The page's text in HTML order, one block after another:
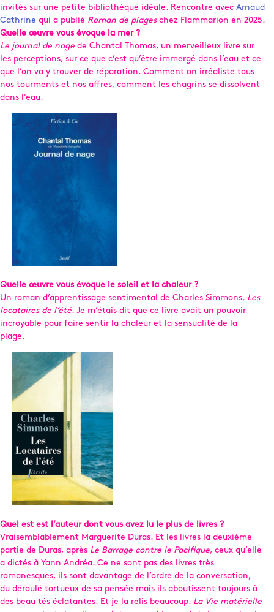
invités sur une petite bibliothèque idéale. Rencontre avec Arnaud
Cathrine qui a publié Roman de plages chez Flammarion en 2025.
Quelle œuvre vous évoque la mer ?
Le journal de nage de Chantal Thomas, un merveilleux livre sur
les perceptions, sur ce que c’est qu’être immergé dans l’eau et ce
que l’on va y trouver de réparation. Comment on irréaliste tous
nos tourments et nos affres, comment les chagrins se dissolvent
dans l’eau.
Quelle œuvre vous évoque le soleil et la chaleur ?
Un roman d’apprentissage sentimental de Charles Simmons, Les
locataires de l’été. Je m’étais dit que ce livre avait un pouvoir
incroyable pour faire sentir la chaleur et la sensualité de la
plage.
Quel est est l’auteur dont vous avez lu le plus de livres ?
Vraisemblablement Marguerite Duras. Et les livres la deuxième
partie de Duras, après Le Barrage contre le Pacifique, ceux qu’elle
a dictés à Yann Andréa. Ce ne sont pas des livres très
romanesques, ils sont davantage de l’ordre de la conversation,
du déroulé tortueux de sa pensée mais ils aboutissent toujours à
des beau tés éclatantes. Et je la relis beaucoup. La Vie matérielle